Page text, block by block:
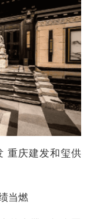
重庆建发和玺供
当燃